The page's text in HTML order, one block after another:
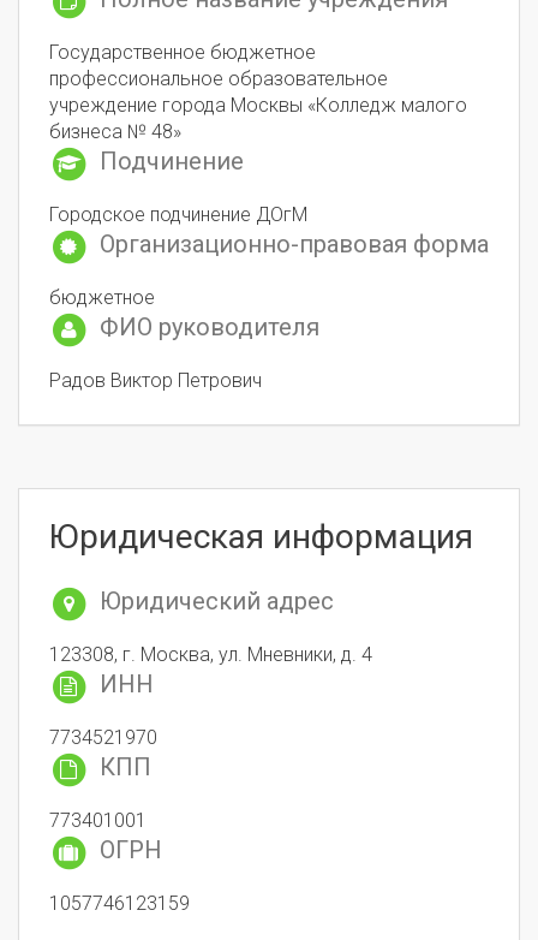
Государственное бюджетное
профессиональное образовательное
учреждение города Москвы «Колледж малого
бизнеса № 48»
Подчинение
Городское подчинение ДОгМ
Организационно-правовая форма
бюджетное
ФИО руководителя
Радов Виктор Петрович
Юридическая информация
Юридический адрес
123308, г. Москва, ул. Мневники, д. 4
ИНН
7734521970
КПП
773401001
ОГРН
1057746123159